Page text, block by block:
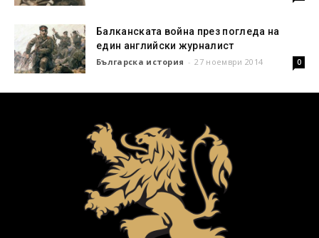
Балканската война през погледа на
един английски журналист
Българска история - 27 ноември 2014 0